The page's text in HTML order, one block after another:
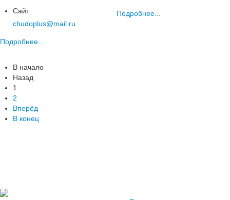
Сайт
chudoplus@mail.ru
Подробнее...
Подробнее...
В начало
Назад
1
2
Вперёд
В конец